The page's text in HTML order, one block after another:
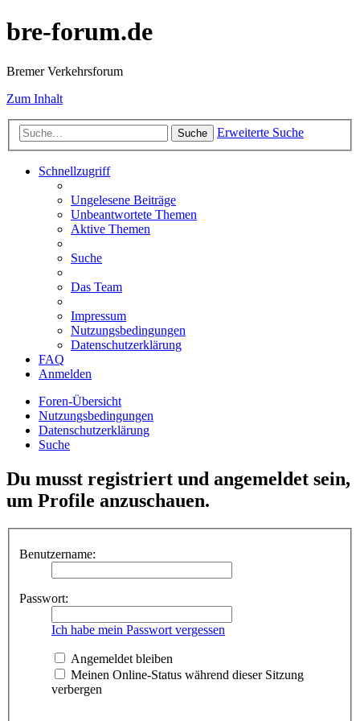
bre-forum.de
Bremer Verkehrsforum
Zum Inhalt
Suche Erweiterte Suche
Schnellzugriff
Ungelesene Beiträge
Unbeantwortete Themen
Aktive Themen
Suche
Das Team
Impressum
Nutzungsbedingungen
Datenschutzerklärung
FAQ
Anmelden
Foren-Übersicht
Nutzungsbedingungen
Datenschutzerklärung
Suche
Du musst registriert und angemeldet sein,
um Profile anzuschauen.
Benutzername:
Passwort:
Ich habe mein Passwort vergessen
Angemeldet bleiben
Meinen Online-Status während dieser Sitzung
verbergen